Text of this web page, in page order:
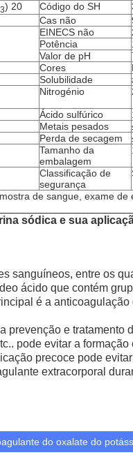
3) 20 Código do SH
Cas não
EINECS não
Potência
Valor de pH
Cores
Solubilidade
Nitrogénio
Ácido sulfúrico
Metais pesados
Perda de secagem
Tamanho da
embalagem
Classificação de
segurança
de sangue, exame de
sódica e sua
sanguíneos, entre os
ácido que contém
é a
prevenção e
pode evitar a
precoce pode
extracorporal
do oxalate do